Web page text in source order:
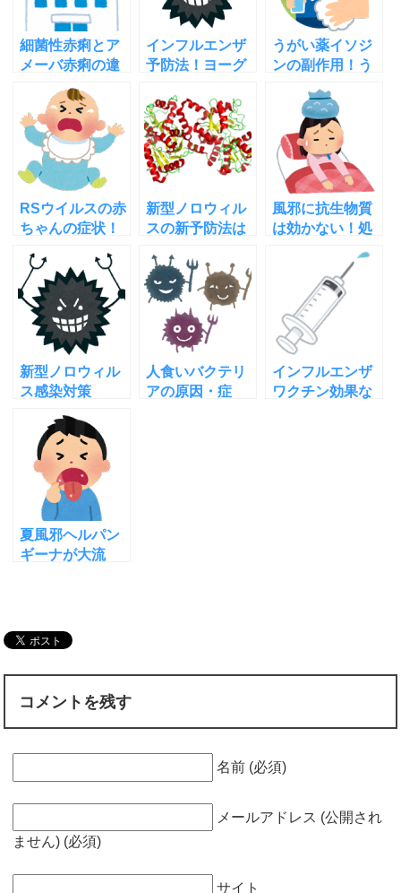
細菌性赤痢とア
メーバ赤痢の違
い！原因と感染
経路症状や治療
法
インフルエンザ
予防法！ヨーグ
法など12通り
うがい薬イソジ
ンの副作用！う
けの方が良い！
追記あり
RSウイルスの赤
ちゃんの症状！
ないために
新型ノロウィル
スの新予防法は
ヨーグルトかも
風邪に抗生物質
は効かない！処
し！耐性菌を増
やすだけ
新型ノロウィル
ス感染対策
チとハイターが
役に立つ！
人食いバクテリ
アの原因・症
インフルエンザ
ワクチン効果な
夏風邪ヘルパン
ギーナが大流
コメントを残す
名前 (必須)
メールアドレス (公開され
ません) (必須)
サイト